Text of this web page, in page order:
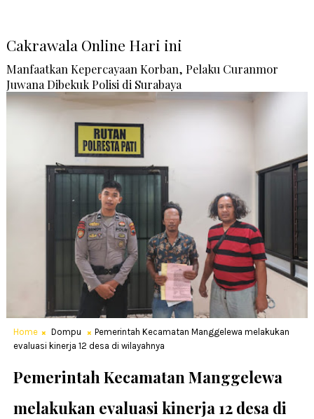
Cakrawala Online Hari ini
Manfaatkan Kepercayaan Korban, Pelaku Curanmor
Juwana Dibekuk Polisi di Surabaya
Home Dompu
Pemerintah Kecamatan Manggelewa melakukan
evaluasi kinerja 12 desa di wilayahnya
Pemerintah Kecamatan Manggelewa
melakukan evaluasi kinerja 12 desa di